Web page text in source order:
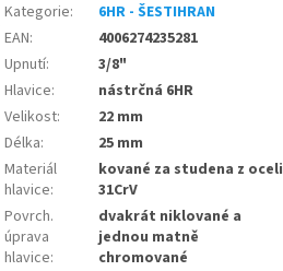
Kategorie:
6HR - ŠESTIHRAN
EAN:
4006274235281
Upnutí:
3/8"
Hlavice:
nástrčná 6HR
Velikost:
22 mm
Délka:
25 mm
Materiál
hlavice:
kované za studena z oceli
31CrV
Povrch.
úprava
hlavice:
dvakrát niklované a
jednou matně
chromované